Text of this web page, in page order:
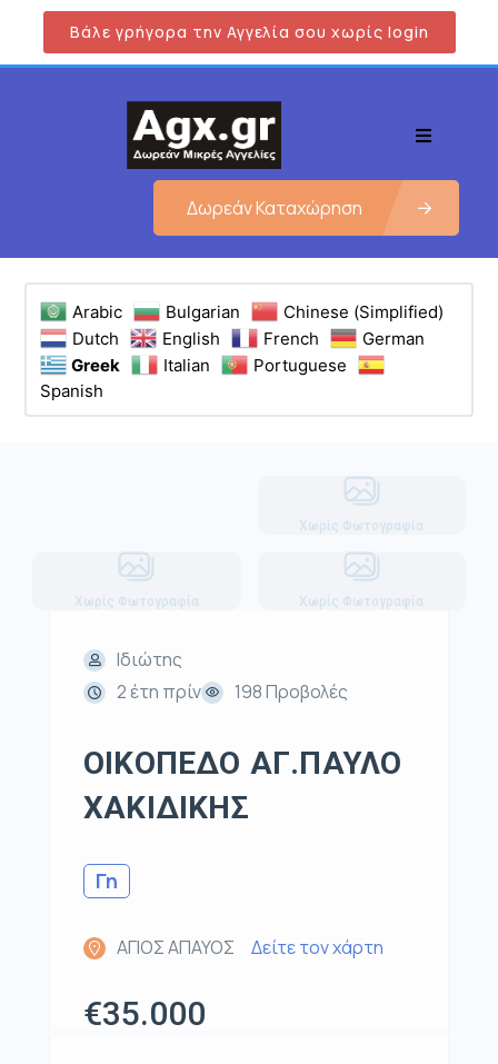
Βάλε γρήγορα την Αγγελία σου χωρίς login
Δωρεάν Καταχώρηση
Arabic Bulgarian
Chinese (Simplified)
Dutch
English French
German
Greek
Italian
Portuguese
Spanish
Χωρίς Φωτογραφία
Χωρίς Φωτογραφία Χωρίς Φωτογραφία
Ιδιώτης
2 έτη πρίν
198 Προβολές
ΟΙΚΟΠΕΔΟ ΑΓ.ΠΑΥΛΟ
ΧΑΚΙΔΙΚΗΣ
Γη
ΑΓΙΟΣ ΑΠΑΥΟΣ Δείτε τον χάρτη
€35.000